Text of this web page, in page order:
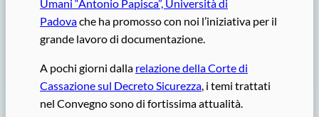
Umani “Antonio Papisca”, Università di
Padovache ha promosso con noi l’iniziativa per il
grande lavoro di documentazione.
A pochi giorni dalla relazione della Corte di
Cassazione sul Decreto Sicurezza, i temi trattati
nel Convegno sono di fortissima attualità.